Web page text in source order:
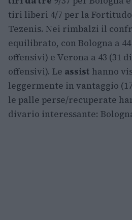
tiri liberi 4/7 per la
Tezenis. Nei rimbalzi il
equilibrato, con Bologna a
offensivi) e Verona a 43 (31
offensivi). Le assist hanno
leggermente in vantaggio
le palle perse/recuperate
divario interessante: